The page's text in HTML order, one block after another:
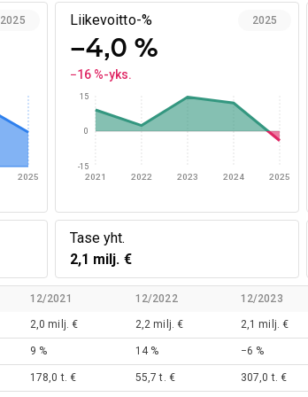
2025
2025
Liikevoitto-%
−4,0 %
−16 %-yks.
2025
2021 2022 2023 2024 2025
-15
0
15
Tase yht.
2,1 milj. €
12/2021 12/2022 12/2023
2,0 milj. € 2,2 milj. € 2,1 milj. €
9 % 14 % −6 %
178,0 t. € 55,7 t. € 307,0 t. €